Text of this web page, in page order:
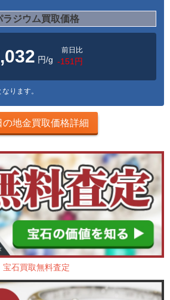
ラジウム買取価格
円/g
前日比
-151円
ります。
の地金買取価格詳細
宝石買取無料査定